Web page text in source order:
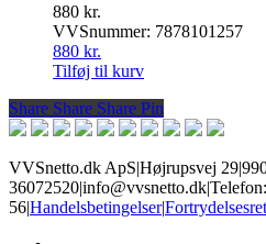
880 kr.
VVSnummer: 7878101257
880 kr.
Tilføj til kurv
Share
Share Share Share Pin
VVSnetto.dk ApS|Højrupsvej 29|
36072520|info@vvsnetto.dk|
56|Handelsbetingelser|Fortrydelsesret